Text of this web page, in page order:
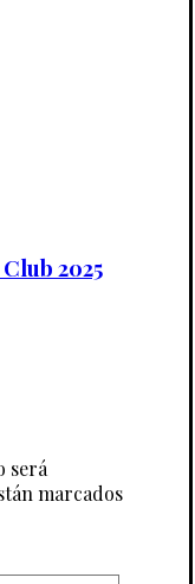
2025
será
marcados